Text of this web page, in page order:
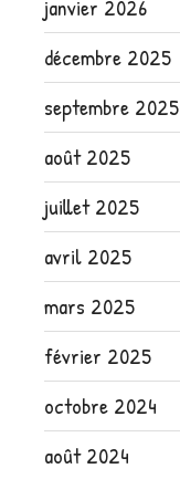
janvier 2026
décembre 2025
septembre 2025
août 2025
juillet 2025
avril 2025
mars 2025
février 2025
octobre 2024
août 2024